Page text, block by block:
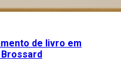
de livro em